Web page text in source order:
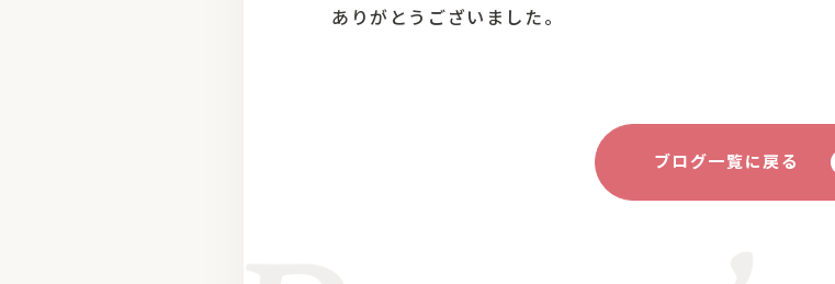
ありがとうございました。
ブログ一覧に戻る